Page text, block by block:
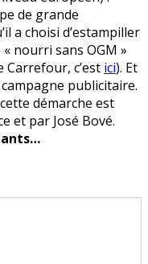
de grande
a choisi d’estampiller
nourri sans OGM »
Carrefour, c’est ici). Et
publicitaire.
démarche est
et par José Bové.